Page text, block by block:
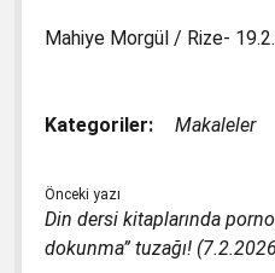
Mahiye Morgül / Rize-
Kategoriler: Makaleler
Önceki yazı
Din dersi kitaplarında
dokunma” tuzağı!